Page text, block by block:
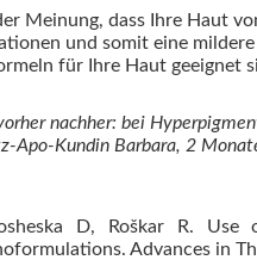
Meinung, dass Ihre Haut
und somit eine
für Ihre Haut geeignet
nachher: bei
Apo-Kundin Barbara, 2
D, Roškar R. Use
Advances in